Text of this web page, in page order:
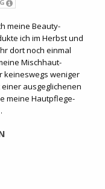
meine Beauty-
ich im Herbst und
dort noch einmal
Mischhaut-
keineswegs weniger
ausgeglichenen
meine Hautpflege-